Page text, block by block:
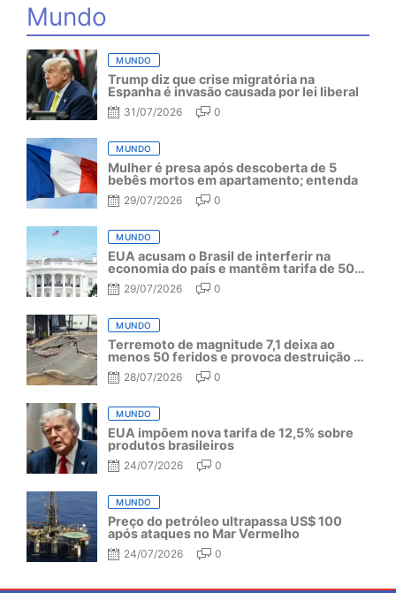
Mundo
MUNDO
Trump diz que crise migratória na
Espanha é invasão causada por lei liberal
31/07/2026 0
MUNDO
Mulher é presa após descoberta de 5
bebês mortos em apartamento; entenda
29/07/2026 0
MUNDO
EUA acusam o Brasil de interferir na
economia do país e mantêm tarifa de 50%
por mais um ano
29/07/2026 0
MUNDO
Terremoto de magnitude 7,1 deixa ao
menos 50 feridos e provoca destruição no
Japão
28/07/2026 0
MUNDO
EUA impõem nova tarifa de 12,5% sobre
produtos brasileiros
24/07/2026 0
MUNDO
Preço do petróleo ultrapassa US$ 100
após ataques no Mar Vermelho
24/07/2026 0